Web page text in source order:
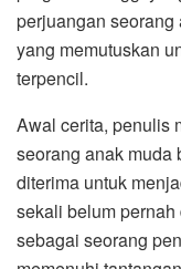
perjuangan seorang
yang memutuskan
terpencil.
Awal cerita, penulis
seorang anak muda
diterima untuk
sekali belum
sebagai seorang